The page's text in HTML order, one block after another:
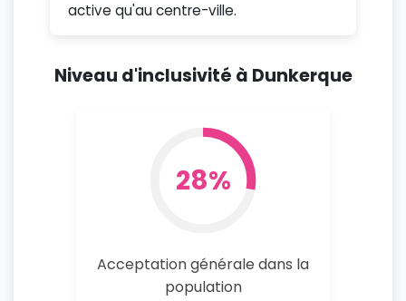
active qu'au centre-ville.
Niveau d'inclusivité à Dunkerque
28%
Acceptation générale dans la
population